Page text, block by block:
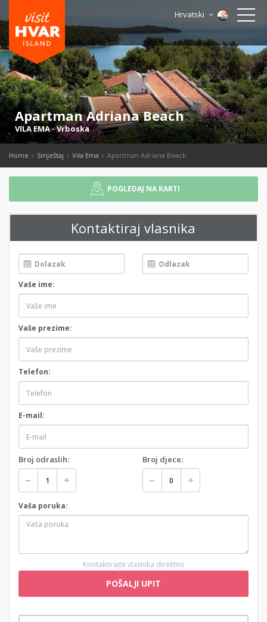
Hrvatski
Apartman Adriana Beach
VILA EMA-Vrboska
Home Smještaj Vila Ema Apartman Adriana Beach
POGLEDAJ NA KARTI
Kontaktiraj vlasnika
Vaše ime:
Vaše prezime:
Telefon:
E-mail:
Broj odraslih: Broj djece:
Vaša poruka:
Kontaktirajte vlasnika direktno
POŠALJI UPIT